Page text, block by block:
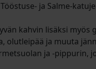
ja Salme-
kahvin lisäksi
olutleipää ja muuta
ja -pippurin,